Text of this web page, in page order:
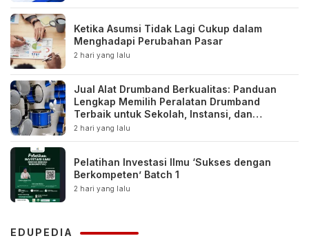
Ketika Asumsi Tidak Lagi Cukup dalam
Menghadapi Perubahan Pasar
2 hari yang lalu
Jual Alat Drumband Berkualitas: Panduan
Lengkap Memilih Peralatan Drumband
Terbaik untuk Sekolah, Instansi, dan
Komunitas
2 hari yang lalu
Pelatihan Investasi Ilmu ‘Sukses dengan
Berkompeten’ Batch 1
2 hari yang lalu
EDUPEDIA